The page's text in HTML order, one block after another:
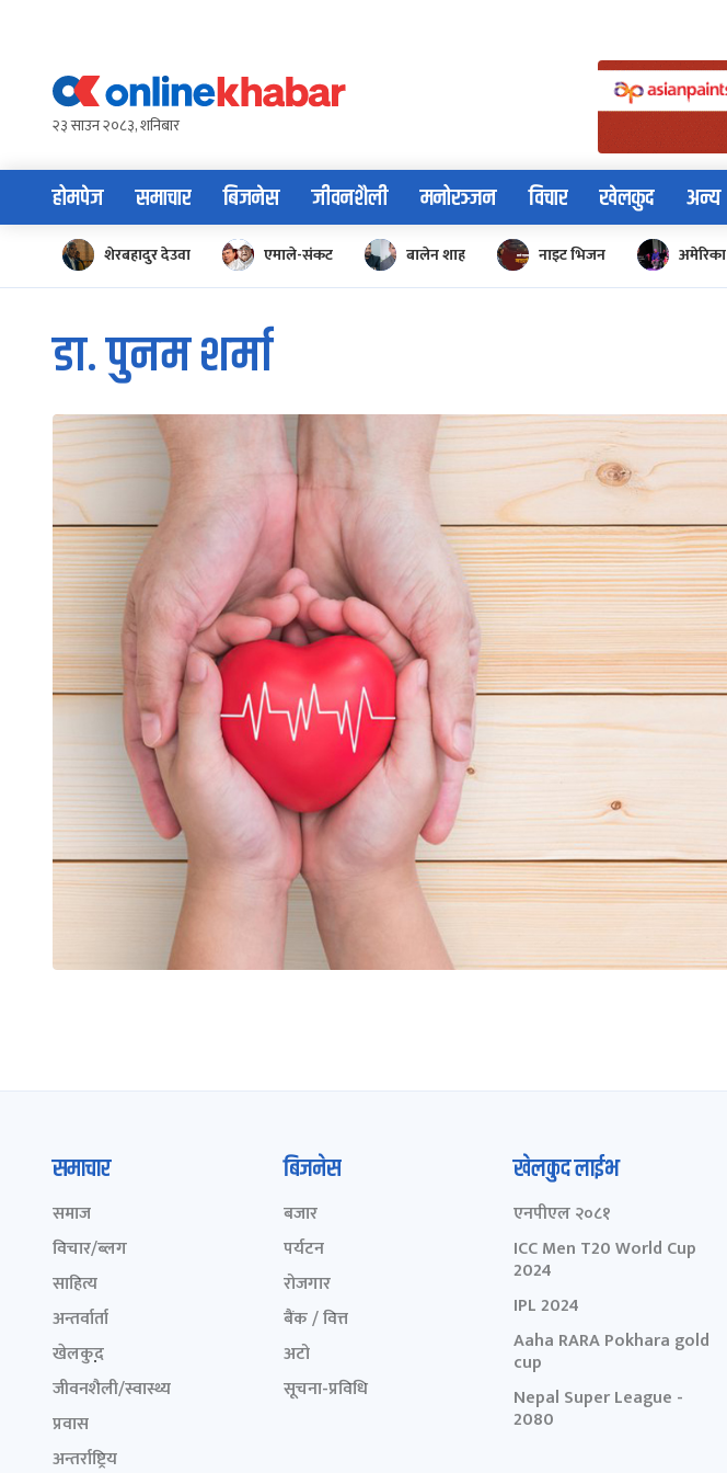
content२३ साउन २०८३, शनिबार
होमपेज समाचार बिजनेस जीवनशैली मनोरञ्जन विचार खेलकुद अन्य
शेरबहादुर देउवा एमाले-संकट बालेन शाह नाइट भिजन अमेरिका
डा. पुनम शर्मा
समाचार
समाज
विचार/ब्लग
साहित्य
अन्तर्वार्ता
खेलकुद़़
जीवनशैली/स्वास्थ्य
प्रवास
अन्तर्राष्ट्रिय
बिजनेस
बजार
पर्यटन
रोजगार
बैंक / वित्त
अटो
सूचना-प्रविधि
खेलकुद लाईभ
एनपीएल २०८१
ICC Men T20 World Cup
2024
IPL 2024
Aaha RARA Pokhara gold
cup
Nepal Super League -
2080